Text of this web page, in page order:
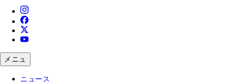
メニュ
ニュース